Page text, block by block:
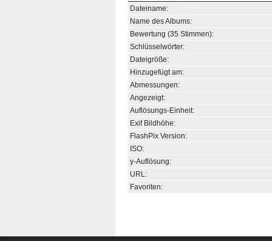
Dateiname:
Name des Albums:
Bewertung (35 Stimmen):
Schlüsselwörter:
Dateigröße:
Hinzugefügt am:
Abmessungen:
Angezeigt:
Auflösungs-Einheit:
Exif Bildhöhe:
FlashPix Version:
ISO:
y-Auflösung:
URL:
Favoriten: